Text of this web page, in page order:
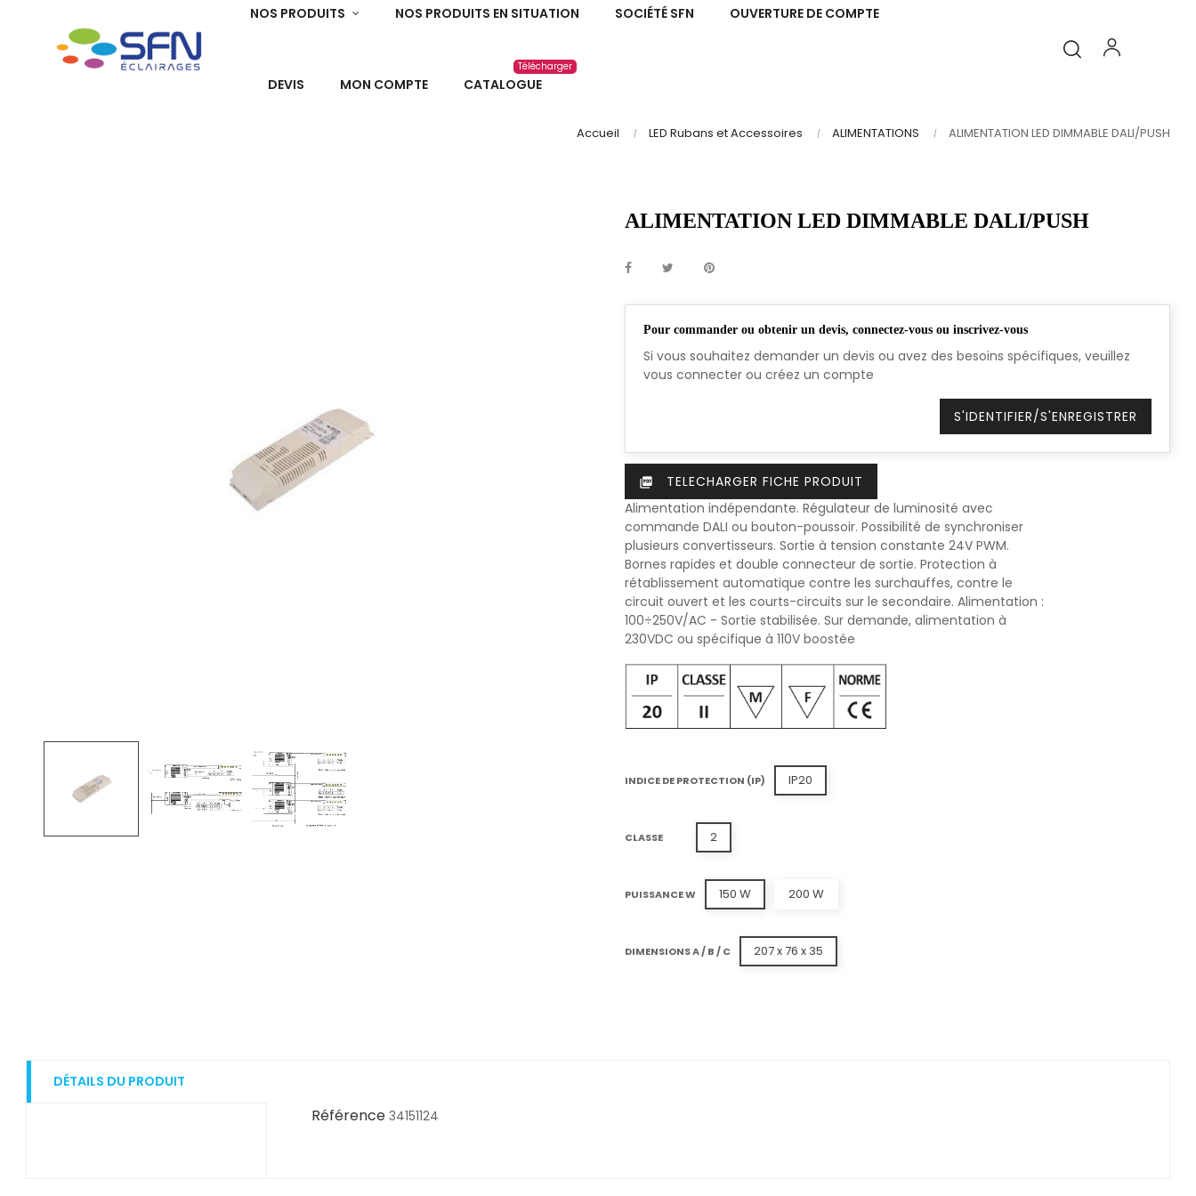
NOS PRODUITS NOS PRODUITS EN SITUATION SOCIÉTÉ SFN OUVERTURE DE COMPTE
DEVIS MON COMPTE CATALOGUE
Télécharger
Accueil LED Rubans et Accessoires ALIMENTATIONS ALIMENTATION LED DIMMABLE DALI/PUSH
ALIMENTATION LED DIMMABLE DALI/PUSH
Pour commander ou obtenir un devis, connectez-vous ou inscrivez-vous
Si vous souhaitez demander un devis ou avez des besoins spécifiques, veuillez
vous connecter ou créez un compte
S'IDENTIFIER/S'ENREGISTRER
picture_as_pdf
TELECHARGER FICHE PRODUIT
Alimentation indépendante. Régulateur de luminosité avec
commande DALI ou bouton-poussoir. Possibilité de synchroniser
plusieurs convertisseurs. Sortie à tension constante 24V PWM.
Bornes rapides et double connecteur de sortie. Protection à
rétablissement automatique contre les surchauffes, contre le
circuit ouvert et les courts-circuits sur le secondaire. Alimentation :
100÷250V/AC - Sortie stabilisée. Sur demande, alimentation à
230VDC ou spécifique à 110V boostée
INDICE DE PROTECTION (IP) IP20
CLASSE 2
PUISSANCE W 150 W 200 W
DIMENSIONS A / B / C 207 x 76 x 35
DÉTAILS DU PRODUIT
Référence 34151124